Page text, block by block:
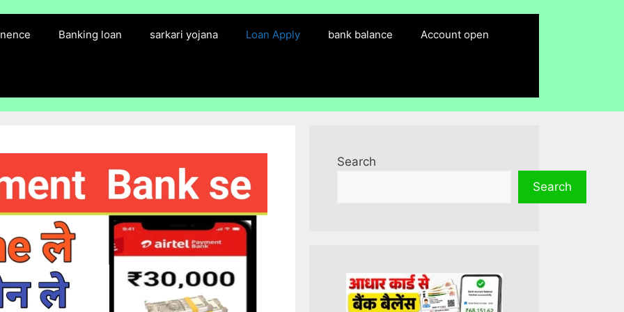
Banking loan sarkari yojana Loan Apply bank balance Account open
Search
Search